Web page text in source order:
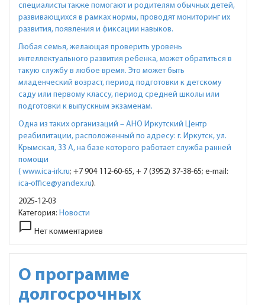
специалисты также помогают и родителям обычных детей,
развивающихся в рамках нормы, проводят мониторинг их
развития, появления и фиксации навыков.
Любая семья, желающая проверить уровень
интеллектуального развития ребенка, может обратиться в
такую службу в любое время. Это может быть
младенческий возраст, период подготовки к детскому
саду или первому классу, период средней школы или
подготовки к выпускным экзаменам.
Одна из таких организаций – АНО Иркутский Центр
реабилитации, расположенный по адресу: г. Иркутск, ул.
Крымская, 33 А, на базе которого работает служба ранней
помощи
( www.ica-irk.ru; +7 904 112-60-65, + 7 (3952) 37-38-65; e-mail:
ica-office@yandex.ru).
2025-12-03
Категория: Новости
chat_bubble_outline Нет комментариев
О программе
долгосрочных